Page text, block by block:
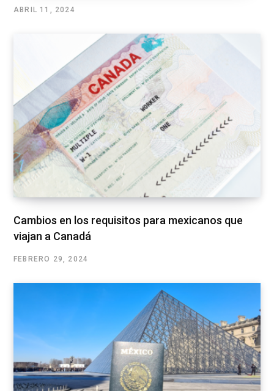
ABRIL 11, 2024
Cambios en los requisitos para mexicanos que
viajan a Canadá
FEBRERO 29, 2024